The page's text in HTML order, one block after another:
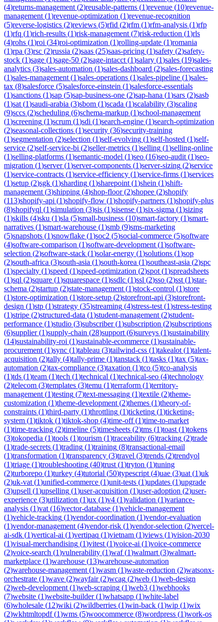
(4)returns-management (2)reusable-patterns (1)revenue (10)revenue-
management (1)revenue-optimization (1)revenue-recognition
(5)reverse-logistics (2)reviews (5)rfid (2)rfm (1)rfm-analysis (1)rfp
(1)rfq (1)rich-results (1)risk-management (7)risk-reduction (1)rls
(4)rohs (1)roi (34)roi-optimization (1)rolling-update (1)romania
(1)rpa (3)rsc (2)russia (2)saas (25)saas-pricing (1)safety (2)safety-
stock (1)sage (1)sage-50 (2)sage-intacct (1)salary (1)sales (19)sales-
analytics (3)sales-automation (1)sales-dashboard (2)sales-forecasting
(1)sales-management (1)sales-operations (1)sales-pipeline (1)sales-
tax (8)salesforce (5)salesforce-einstein (1)salesforce-essentials
(1)sanctions (1)sap (5)sap-business-one (2)sap-hana (1)sars (2)sasb
(1)sat (1)saudi-arabia (3)sbom (1)scada (1)scalability (3)scaling
(9)sccs (2)scheduling (6)schema-markup (1)school-management
(1)screening (1)scrum (1)sdi (1)search-engine (1)search-optimization
(2)seasonal-collections (1)security (36)security-training
(1)segmentation (2)selection (1)self-evolving (1)self-hosted (1)self-
service (2)self-service-bi (2)seller-metrics (1)selling (1)selling-online
(1)selling-platforms (1)semantic-model (1)seo (16)seo-audit (1)seo-
migration (1)server(1)server-components (1)server-sizing (2)service
(1)service-contracts (1)service-efficiency (1)service-firms (1)services
(1)setup (2)sgk (1)sharding (1)sharepoint (1)shein (1)shift-
management (3)shipping (4)shop-floor(2)shopee (2)shopify
(113)shopify-api (1)shopify-flow (1)shopify-partners (1)shopify-plus
(8)shopifyql (1)simulation (3)sis (1)sisense (1)six-sigma (1)sizing
(1)skills (4)sku (1)sla (5)small-business (10)smart-factory (1)smart-
narratives (1)smart-warehouse (1)smb (9)sms-marketing
(5)snapshots (1)snowflake (1)soc2 (5)social-commerce (5)software
(4)software-comparison (1)software-development (1)software-
selection (2)software-stack (1)solar-energy (1)solutions (1)sop
(2)south-africa (3)south-asia (1)south-korea (1)southeast-asia (2)spc
(1)specialty (1)speed (1)speed-optimization (2)spot (1)spreadsheets
(1)sql (2)square (1)squarespace (1)ssdlc (1)ssl (2)sso (2)sst (1)star-
schema (2)startup (2)state-management (1)stock-control (1)store
(1)store-optimization (1)store-setup (2)storefront-api (3)storefront-
design (1)stp (1)strategy (35)streaming (4)stress-test (1)stress-testing
(1)stripe (2)structured-data (1)student-management (2)student-
performance (1)studio (3)subscriber(1)subscription (2)subscriptions
(6)supplier(1)supply-chain (28)support (6)surveys (1)sustainability
(14)sustainability-roi (1)sustainable-ecommerce (1)sustainable-
procurement (1)sync (1)tableau (3)tailwind-css (1)takealot (1)talent-
acquisition (2)tally (4)tally-prime (1)tanstack (1)tasks (1)tax (5)tax-
automation (2)tax-compliance (3)taxation (1)tco (5)tco-analysis
(1)tds (1)team (1)tech (1)technical (1)technical-seo (4)technology
(2)telecom (3)templates (3)temu (1)terraform (1)territory-
management (1)testing (7)text-messaging (1)textile (2)theme-
customization (1)theme-development (2)themes (1)theory-of-
constraints (1)third-party (1)throttling (1)ticketing (1)ticketing-
system (1)tiktok (1)tiktok-shop (4)time-off(1)time-to-market
(1)time-tracking (2)timeline (5)timesheets (2)tms (1)toast (1)tokens
(3)tokopedia (1)tools (1)tourism (1)traceability (6)tracking (2)trade
(1)trade-secrets (1)trading (1)training (8)transactional-email
(1)transformation (1)transparency (3)travel (3)trends (2)trendyol
(1)triage (1)troubleshooting (40)trust (1)tryton (1)tuning
(2)turborepo (1)turkey (4)tutorial (50)typescript (4)uae (3)uat (1)uk
(2)uk-vat (1)unified-commerce (1)unit-tests (1)updates (1)upgrade
(3)upsell (1)upselling (1)user-acquisition (1)user-adoption (2)user-
experience (3)utilization (1)ux (1)v4 (1)validation (1)variance-
analysis (1)vat (16)vector-database (1)vehicle-management
(1)vehicle-tracking (1)vendor-coordination (1)vendor-evaluation
(1)vendor-management (4)vendor-risk (1)vendor-selection (2)vercel-
ai-sdk (1)vertical-ai (1)vertipaq (1)vietnam (1)views (1)vision-2030
(1)visual-merchandising (1)vitest (1)voice-ai (1)voice-commerce
(2)voice-search (1)vulnerability (1)waf(1)walmart (3)walmart-
marketplace (1)warehouse (13)warehouse-automation
(2)warehouse-management (1)wasm (1)waste-reduction (2)watsonx-
orchestrate (1)wave (2)wayfair(2)wcag (2)web (1)web-design
(2)web-development (1)web-scraping (1)web3 (1)webhooks
(7)website (1)website-builder(1)whatsapp (1)white-label
(6)wholesale (12)wiki (2)wildberries (1)win-back (1)wip (1)wix
(2)wkhtmltopdf(1)wms (5)woocommerce (8)wordpress (1)work-os